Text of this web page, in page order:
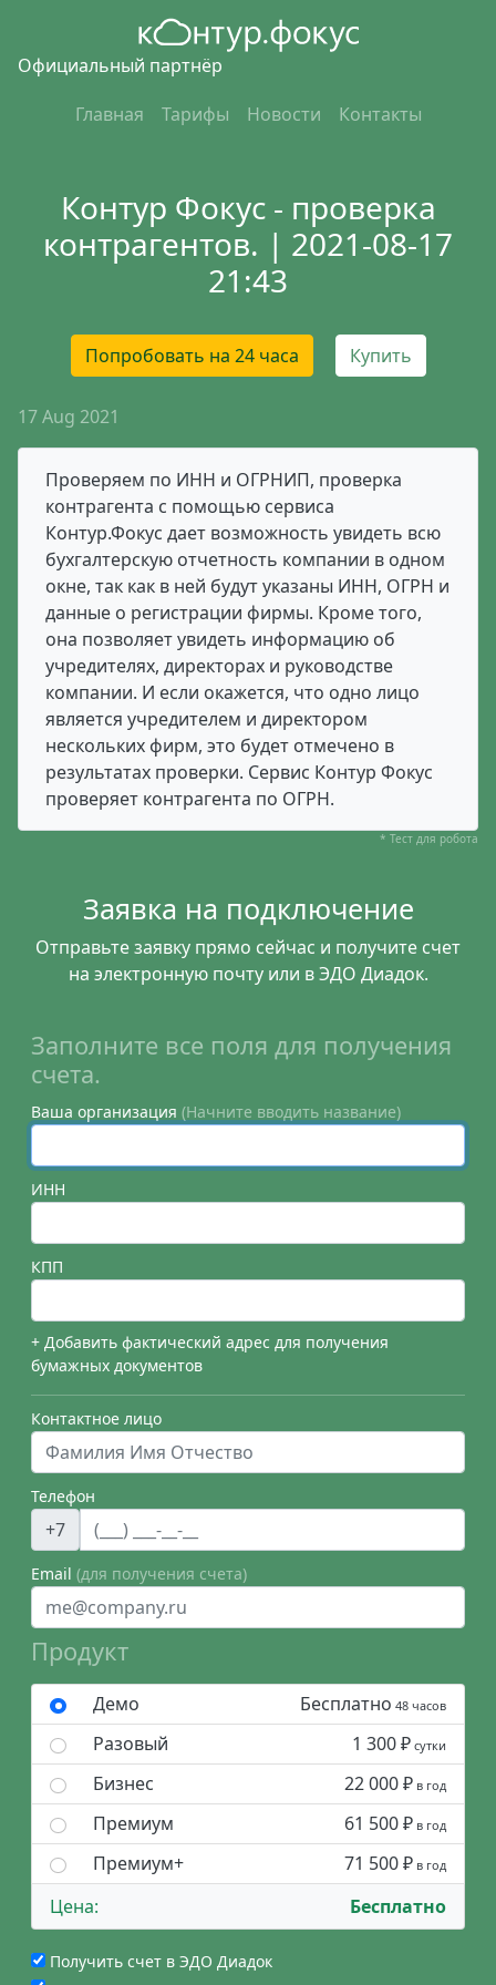
Официальный партнёр
Главная
Тарифы Новости Контакты
Контур Фокус - проверка
контрагентов. | 2021-08-17
21:43
Попробовать на 24 часа Купить
17 Aug 2021
Проверяем по ИНН и ОГРНИП, проверка
контрагента с помощью сервиса
Контур.Фокус дает возможность увидеть всю
бухгалтерскую отчетность компании в одном
окне, так как в ней будут указаны ИНН, ОГРН и
данные о регистрации фирмы. Кроме того,
она позволяет увидеть информацию об
учредителях, директорах и руководстве
компании. И если окажется, что одно лицо
является учредителем и директором
нескольких фирм, это будет отмечено в
результатах проверки. Сервис Контур Фокус
проверяет контрагента по ОГРН.
* Тест для робота
Заявка на подключение
Отправьте заявку прямо сейчас и получите счет
на электронную почту или в ЭДО Диадок.
Заполните все поля для получения
счета.
Ваша организация (Начните вводить название)
ИНН
КПП
+ Добавить фактический адрес для получения
бумажных документов
Контактное лицо
Телефон
+7
Email (для получения счета)
Продукт
Демо Бесплатно 48 часов
Разовый 1 300 ₽ сутки
Бизнес 22 000 ₽ в год
Премиум 61 500 ₽ в год
Премиум+ 71 500 ₽ в год
Цена: Бесплатно
Получить счет в ЭДО Диадок